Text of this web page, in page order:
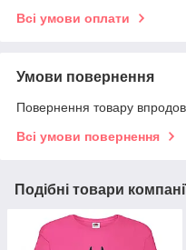
Всі умови оплати
Умови повернення
Повернення товару
Всі умови повернення
Подібні товари